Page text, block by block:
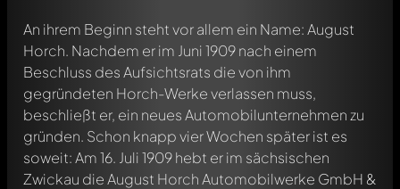
An ihrem Beginn steht vor allem ein Name: August
Horch. Nachdem er im Juni 1909 nach einem
Beschluss des Aufsichtsrats die von ihm
gegründeten Horch-Werke verlassen muss,
beschließt er, ein neues Automobilunternehmen zu
gründen. Schon knapp vier Wochen später ist es
soweit: Am 16. Juli 1909 hebt er im sächsischen
Zwickau die August Horch Automobilwerke GmbH &